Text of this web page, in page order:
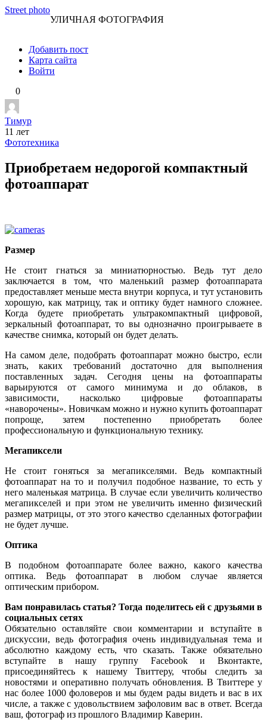
Перейти
Street photo
УЛИЧНАЯ ФОТОГРАФИЯ
Добавить пост
Карта сайта
Войти
0
Тимур
11 лет
Фототехника
Приобретаем недорогой компактный
фотоаппарат
Размер
Не стоит гнаться за миниатюрностью. Ведь тут дело
заключается в том, что маленький размер фотоаппарата
предоставляет меньше места внутри корпуса, и тут установить
хорошую, как матрицу, так и оптику будет намного сложнее.
Когда будете приобретать ультракомпактный цифровой,
зеркальный фотоаппарат, то вы однозначно проигрываете в
качестве снимка, который он будет делать.
На самом деле, подобрать фотоаппарат можно быстро, если
знать, каких требований достаточно для выполнения
поставленных задач. Сегодня цены на фотоаппараты
варьируются от самого минимума и до облаков, в
зависимости, насколько цифровые фотоаппараты
«наворочены». Новичкам можно и нужно купить фотоаппарат
попроще, затем постепенно приобретать более
профессиональную и функциональную технику.
Мегапиксели
Не стоит гоняться за мегапикселями. Ведь компактный
фотоаппарат на то и получил подобное название, то есть у
него маленькая матрица. В случае если увеличить количество
мегапикселей и при этом не увеличить именно физический
размер матрицы, от это этого качество сделанных фотографии
не будет лучше.
Оптика
В подобном фотоаппарате более важно, какого качества
оптика. Ведь фотоаппарат в любом случае является
оптическим прибором.
Вам понравилась статья? Тогда поделитесь ей с друзьями в
социальных сетях
Обязательно оставляйте свои комментарии и вступайте в
дискуссии, ведь фотография очень индивидуальная тема и
абсолютно каждому есть, что сказать. Также обязательно
вступайте в нашу группу Facebook и Вконтакте,
присоединяйтесь к нашему Твиттеру, чтобы следить за
новостями и оперативно получать обновления. В Твиттере у
нас более 1000 фоловеров и мы будем рады видеть и вас в их
числе, а также с удовольствием зафоловим вас в ответ. Всегда
ваш, фотограф из прошлого Владимир Каверин.